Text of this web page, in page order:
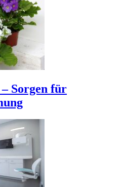
Sorgen für